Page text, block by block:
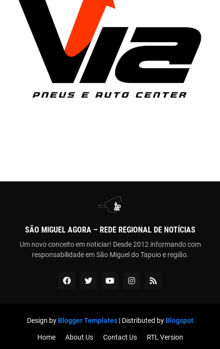
SÃO MIGUEL AGORA – REDE REGIONAL DE NOTÍCIAS
Um novo conceito em noticiar! Desde 2012 informando com
responsabilidade em São Miguel do Tapuio e região.
Design byBlogger Templates| Distributed byBlogspot
Home About Us Contact Us RTL Version